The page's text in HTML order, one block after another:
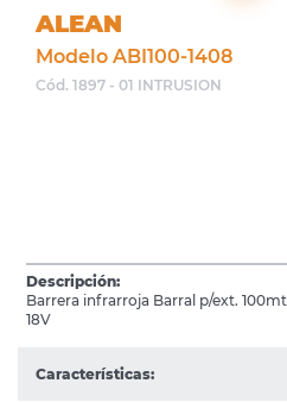
ALEAN
Modelo ABI100-1408
Cód. 1897 - 01 INTRUSION
Descripción:
Barrera infrarroja Barral p/ext.
18V
Características: